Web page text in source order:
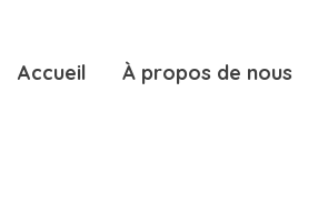
Accueil À propos de nous